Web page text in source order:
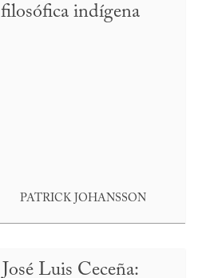
filosófica indígena
PATRICK JOHANSSON
José Luis Ceceña: